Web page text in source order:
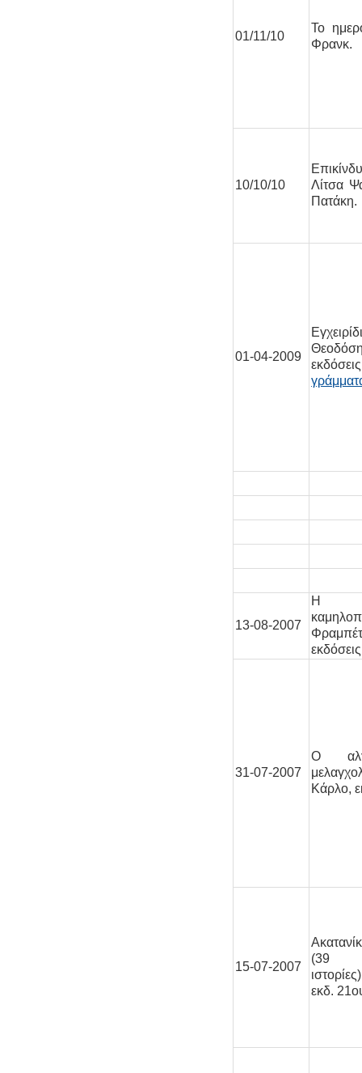
01/11/10
Το
Φρανκ.
10/10/10
Λίτσα
Πατάκη.
01-04-2009
13-08-2007
Η
31-07-2007
Ο
Κάρλο,
15-07-2007
(39
εκδ.